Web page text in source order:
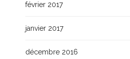
février 2017
janvier 2017
décembre 2016